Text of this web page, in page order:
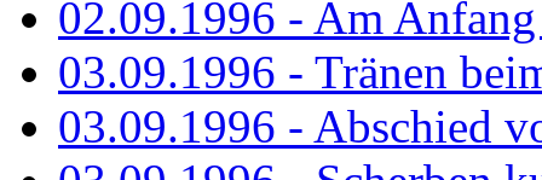
02.09.1996 - Am
03.09.1996 - Tränen
03.09.1996 - Abschied